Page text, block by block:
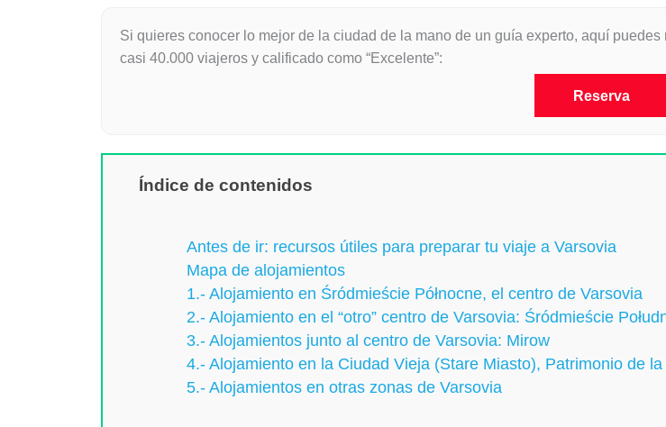
Si quieres conocer lo mejor de la ciudad de la mano de un guía experto, aquí puedes
casi 40.000 viajeros y calificado como “Excelente”:
Reserva
Índice de contenidos
Antes de ir: recursos útiles para preparar tu viaje a Varsovia
Mapa de alojamientos
1.- Alojamiento en Śródmieście Północne, el centro de Varsovia
2.- Alojamiento en el “otro” centro de Varsovia: Śródmieście
3.- Alojamientos junto al centro de Varsovia: Mirow
4.- Alojamiento en la Ciudad Vieja (Stare Miasto), Patrimonio de
5.- Alojamientos en otras zonas de Varsovia